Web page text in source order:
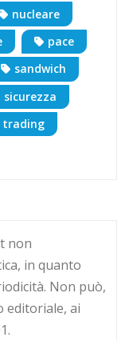
nucleare
pace
sandwich
sicurezza
trading
non
in quanto
Non può,
editoriale, ai